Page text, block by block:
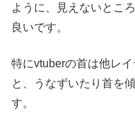
ように、見えないとこ
良いです。
特にvtuberの首は他レ
と、うなずいたり首を
す。